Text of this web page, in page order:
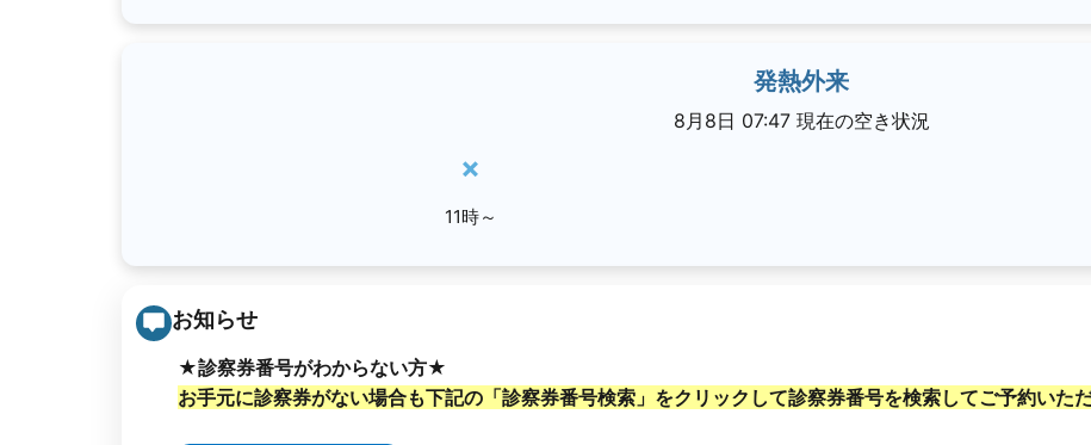
発熱外来
8月8日 07:47 現在の空き状況
×
11時～
お知らせ
★診察券番号がわからない方★
お手元に診察券がない場合も下記の「診察券番号検索」をクリックして診察券番号を検索してご予約いた